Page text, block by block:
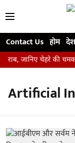
Contact Us होम देश
जानिए चेहरे की चमक
Artificial